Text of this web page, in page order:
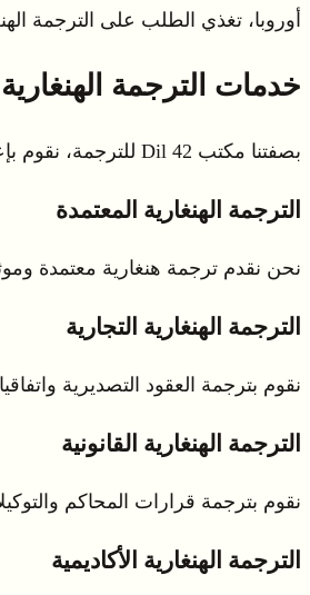
أوروبا، تغذي الطلب على الترجمة
خدمات الترجمة
بصفتنا مكتب 42 Dil للترجمة، نقوم بإعداد جميع أنواع ترجمة المستندات الرسمية والخاصة بشكل كامل مع المترجمين المحلفين المتخصصين في اللغة الهنغارية. نطاق خدماتنا:
الترجمة الهنغارية المعتمدة
نحن نقدم ترجمة هنغارية معتمدة
الترجمة الهنغارية التجارية
نقوم بترجمة العقود التصديرية
الترجمة الهنغارية القانونية
نقوم بترجمة قرارات المحاكم
الترجمة الهنغارية الأكاديمية